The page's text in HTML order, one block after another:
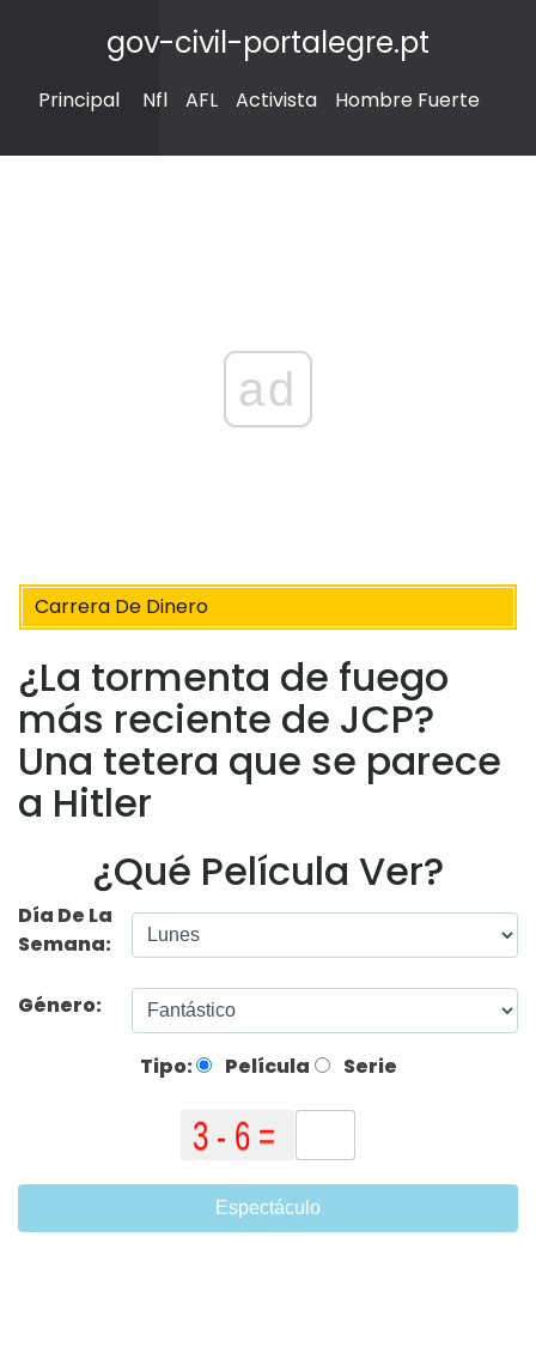
gov-civil-portalegre.pt
Principal Nfl AFL Activista Hombre Fuerte
ad
Carrera De Dinero
¿La tormenta de fuego
más reciente de JCP?
Una tetera que se parece
a Hitler
¿Qué Película Ver?
Día De La
Semana:
Género:
Tipo: Película Serie
Espectáculo